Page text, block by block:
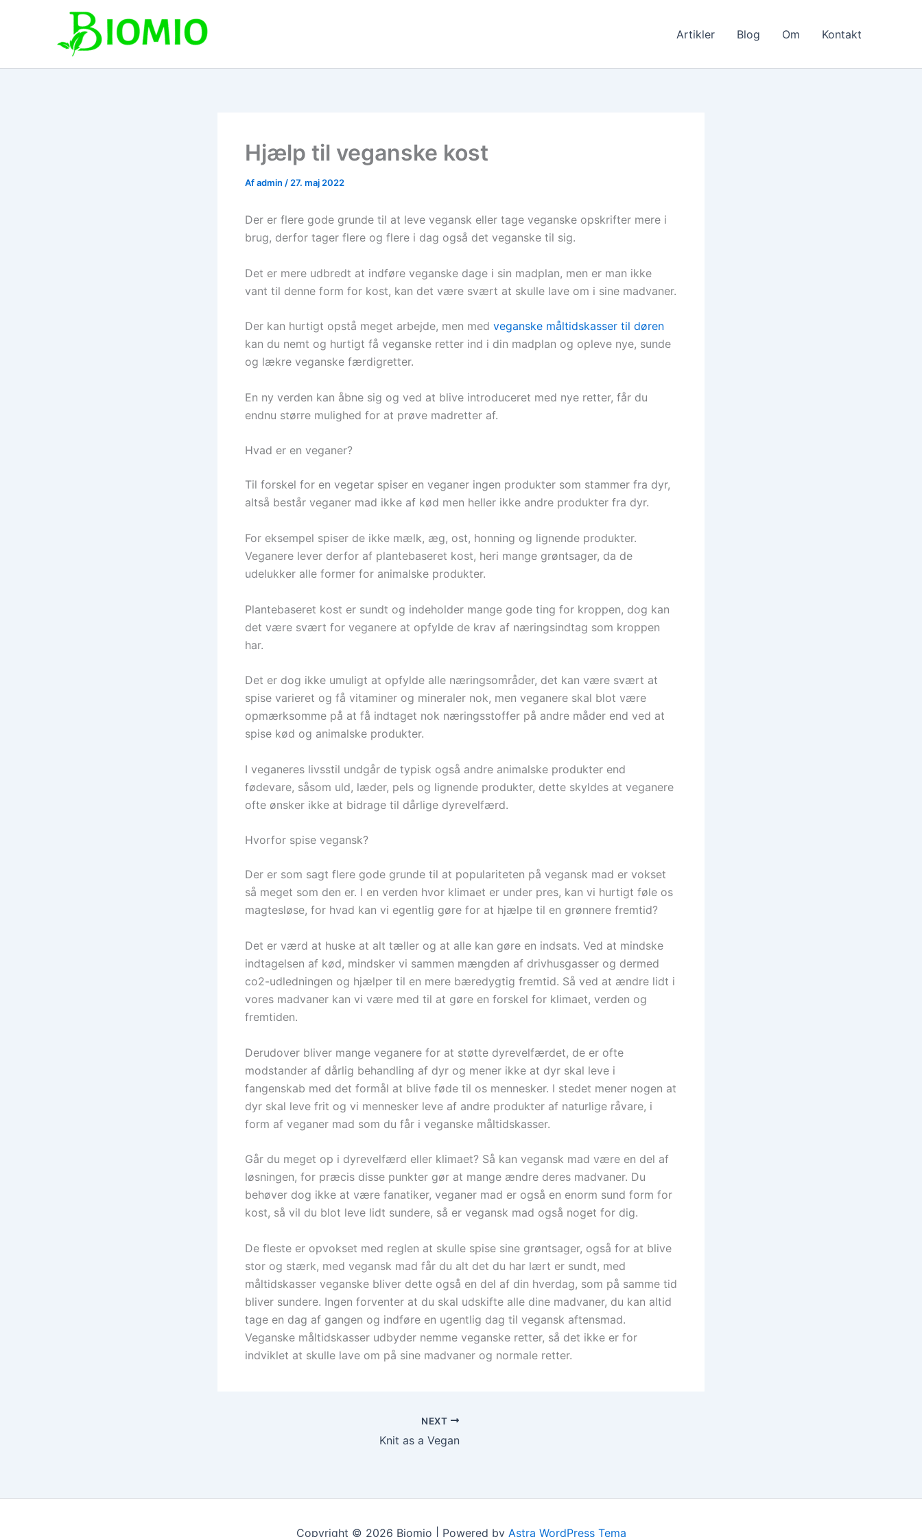
Artikler Blog Om Kontakt
Hjælp til veganske kost
Afadmin / 27. maj 2022
Der er flere gode grunde til at leve vegansk eller tage veganske opskrifter mere i
brug, derfor tager flere og flere i dag også det veganske til sig.
Det er mere udbredt at indføre veganske dage i sin madplan, men er man ikke
vant til denne form for kost, kan det være svært at skulle lave om i sine madvaner.
Der kan hurtigt opstå meget arbejde, men med veganske måltidskasser til døren
kan du nemt og hurtigt få veganske retter ind i din madplan og opleve nye, sunde
og lækre veganske færdigretter.
En ny verden kan åbne sig og ved at blive introduceret med nye retter, får du
endnu større mulighed for at prøve madretter af.
Hvad er en veganer?
Til forskel for en vegetar spiser en veganer ingen produkter som stammer fra dyr,
altså består veganer mad ikke af kød men heller ikke andre produkter fra dyr.
For eksempel spiser de ikke mælk, æg, ost, honning og lignende produkter.
Veganere lever derfor af plantebaseret kost, heri mange grøntsager, da de
udelukker alle former for animalske produkter.
Plantebaseret kost er sundt og indeholder mange gode ting for kroppen, dog kan
det være svært for veganere at opfylde de krav af næringsindtag som kroppen
har.
Det er dog ikke umuligt at opfylde alle næringsområder, det kan være svært at
spise varieret og få vitaminer og mineraler nok, men veganere skal blot være
opmærksomme på at få indtaget nok næringsstoffer på andre måder end ved at
spise kød og animalske produkter.
I veganeres livsstil undgår de typisk også andre animalske produkter end
fødevare, såsom uld, læder, pels og lignende produkter, dette skyldes at veganere
ofte ønsker ikke at bidrage til dårlige dyrevelfærd.
Hvorfor spise vegansk?
Der er som sagt flere gode grunde til at populariteten på vegansk mad er vokset
så meget som den er. I en verden hvor klimaet er under pres, kan vi hurtigt føle os
magtesløse, for hvad kan vi egentlig gøre for at hjælpe til en grønnere fremtid?
Det er værd at huske at alt tæller og at alle kan gøre en indsats. Ved at mindske
indtagelsen af kød, mindsker vi sammen mængden af drivhusgasser og dermed
co2-udledningen og hjælper til en mere bæredygtig fremtid. Så ved at ændre lidt i
vores madvaner kan vi være med til at gøre en forskel for klimaet, verden og
fremtiden.
Derudover bliver mange veganere for at støtte dyrevelfærdet, de er ofte
modstander af dårlig behandling af dyr og mener ikke at dyr skal leve i
fangenskab med det formål at blive føde til os mennesker. I stedet mener nogen at
dyr skal leve frit og vi mennesker leve af andre produkter af naturlige råvare, i
form af veganer mad som du får i veganske måltidskasser.
Går du meget op i dyrevelfærd eller klimaet? Så kan vegansk mad være en del af
løsningen, for præcis disse punkter gør at mange ændre deres madvaner. Du
behøver dog ikke at være fanatiker, veganer mad er også en enorm sund form for
kost, så vil du blot leve lidt sundere, så er vegansk mad også noget for dig.
De fleste er opvokset med reglen at skulle spise sine grøntsager, også for at blive
stor og stærk, med vegansk mad får du alt det du har lært er sundt, med
måltidskasser veganske bliver dette også en del af din hverdag, som på samme tid
bliver sundere. Ingen forventer at du skal udskifte alle dine madvaner, du kan altid
tage en dag af gangen og indføre en ugentlig dag til vegansk aftensmad.
Veganske måltidskasser udbyder nemme veganske retter, så det ikke er for
indviklet at skulle lave om på sine madvaner og normale retter.
NEXT
Knit as a Vegan
Copyright © 2026 Biomio | Powered by Astra WordPress Tema